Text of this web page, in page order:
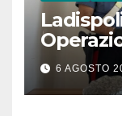
6 AGOSTO